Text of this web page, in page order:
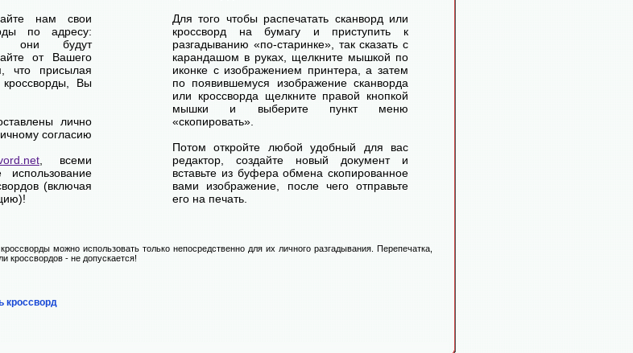
нам свои
по адресу:
будут
от Вашего
что присылая
Вы
лично
согласию
, всеми
(включая
Для того чтобы распечатать сканворд или
кроссворд на бумагу и приступить к
разгадыванию «по-старинке», так сказать с
карандашом в руках, щелкните мышкой по
иконке с изображением принтера, а затем
по появившемуся изображение сканворда
или кроссворда щелкните правой кнопкой
мышки и выберите пункт меню
«скопировать».
Потом откройте любой удобный для вас
редактор, создайте новый документ и
вставьте из буфера обмена скопированное
вами изображение, после чего отправьте
его на печать.
можно использовать только непосредственно для их личного разгадывания. Перепечатка,
кроссвордов - не допускается!
кроссворд